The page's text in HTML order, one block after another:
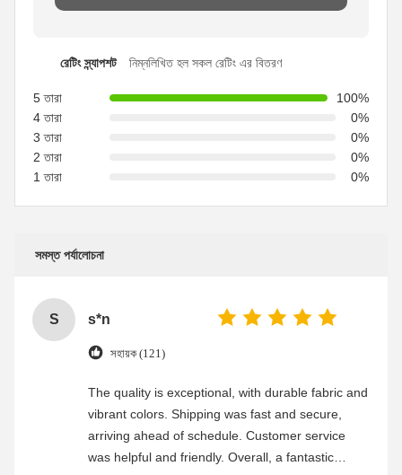
রেটিং স্ন্যাপশট নিম্নলিখিত হল সকল রেটিং এর বিতরণ
5 তারা
100%
4 তারা
0%
3 তারা
0%
2 তারা
0%
1 তারা
0%
সমস্ত পর্যালোচনা
S s*n
সহায়ক (121)
The quality is exceptional, with durable fabric and
vibrant colors. Shipping was fast and secure,
arriving ahead of schedule. Customer service
was helpful and friendly. Overall, a fantastic